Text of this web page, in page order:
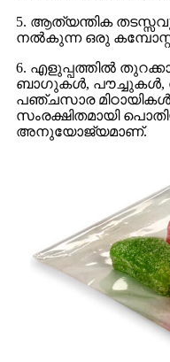
5. ആത്യന്തിക
നൽകുന്ന ഒരു
6. എളുപ്പത്തിൽ
ബാഗുകൾ, പൗച്ചുകൾ,
പഞ്ചസാര
സംരക്ഷിതമായി
അനുയോജ്യമാണ്.